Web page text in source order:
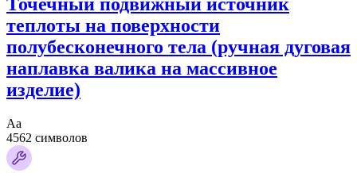
Точечный подвижный источник
теплоты на поверхности
полубесконечного тела (ручная дуговая
наплавка валика на массивное
изделие)
Аа
4562 символов